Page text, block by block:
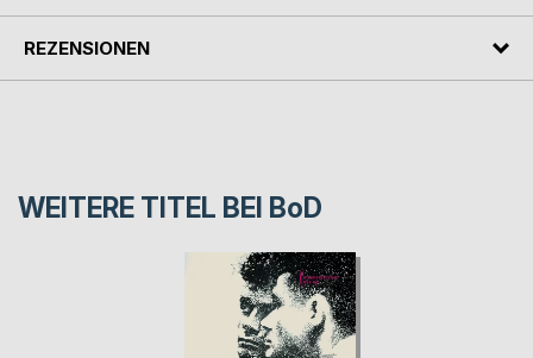
REZENSIONEN
WEITERE TITEL BEI BoD